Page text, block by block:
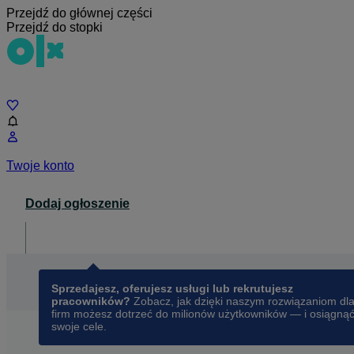
Przejdź do głównej części
Przejdź do stopki
Twoje konto
Dodaj ogłoszenie
Sprzedajesz, oferujesz usługi lub rekrutujesz
pracowników? Zobacz, jak dzięki naszym rozwiązaniom dla
firm możesz dotrzeć do milionów użytkowników — i osiągnąć
swoje cele.